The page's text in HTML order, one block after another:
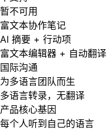
暂不可用
富文本协作笔记
AI 摘要 + 行动项
富文本编辑器 + 自动翻译
国际沟通
为多语言团队而生
多语言转录，无翻译
产品核心基因
每个人听到自己的语言